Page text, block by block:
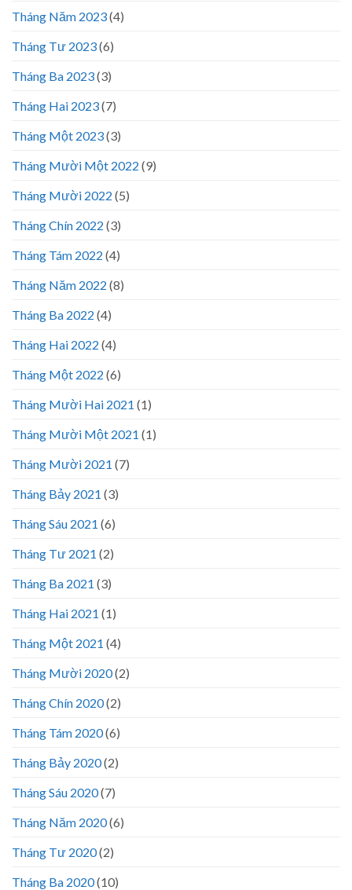
Tháng Năm 2023(4)
Tháng Tư 2023(6)
Tháng Ba 2023(3)
Tháng Hai 2023(7)
Tháng Một 2023(3)
Tháng Mười Một 2022 (9)
Tháng Mười 2022 (5)
Tháng Chín 2022 (3)
Tháng Tám 2022 (4)
Tháng Năm 2022 (8)
Tháng Ba 2022 (4)
Tháng Hai 2022 (4)
Tháng Một 2022 (6)
Tháng Mười Hai 2021 (1)
Tháng Mười Một 2021 (1)
Tháng Mười 2021 (7)
Tháng Bảy 2021 (3)
Tháng Sáu 2021 (6)
Tháng Tư 2021 (2)
Tháng Ba 2021 (3)
Tháng Hai 2021 (1)
Tháng Một 2021 (4)
Tháng Mười 2020(2)
Tháng Chín 2020(2)
Tháng Tám 2020(6)
Tháng Bảy 2020(2)
Tháng Sáu 2020(7)
Tháng Năm 2020(6)
Tháng Tư 2020(2)
Tháng Ba 2020(10)